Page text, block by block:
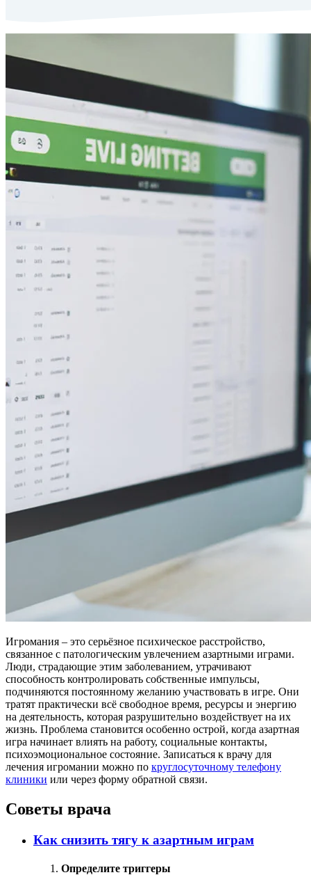
Игромания – это серьёзное психическое расстройство,
связанное с патологическим увлечением азартными играми.
Люди, страдающие этим заболеванием, утрачивают
способность контролировать собственные импульсы,
подчиняются постоянному желанию участвовать в игре. Они
тратят практически всё свободное время, ресурсы и энергию
на деятельность, которая разрушительно воздействует на их
жизнь. Проблема становится особенно острой, когда азартная
игра начинает влиять на работу, социальные контакты,
психоэмоциональное состояние. Записаться к врачу для
лечения игромании можно по круглосуточному телефону
клиники или через форму обратной связи.
Советы врача
Как снизить тягу к азартным играм
Определите триггеры